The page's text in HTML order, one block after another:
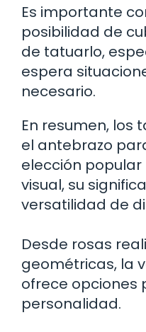
Es importante
posibilidad de
de tatuarlo,
espera
necesario.
En resumen, los
el antebrazo
elección
visual, su
versatilidad de
Desde rosas
geométricas, la
ofrece opciones
personalidad.